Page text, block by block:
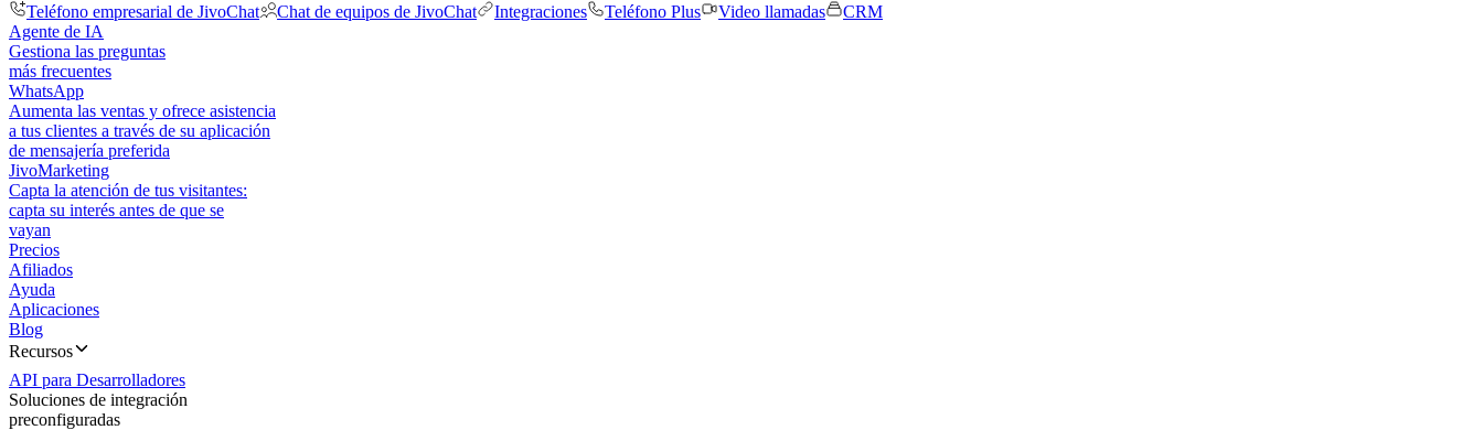
Teléfono empresarial de JivoChat
Chat de equipos de JivoChat Integraciones Teléfono Plus Video llamadas
CRM
Agente de IA
Gestiona las preguntas
más frecuentes
WhatsApp
Aumenta las ventas y ofrece asistencia
a tus clientes a través de su aplicación
de mensajería preferida
JivoMarketing
Capta la atención de tus visitantes:
capta su interés antes de que se
vayan
Precios
Afiliados
Ayuda
Aplicaciones
Blog
Recursos
API para Desarrolladores
Soluciones de integración
preconfiguradas